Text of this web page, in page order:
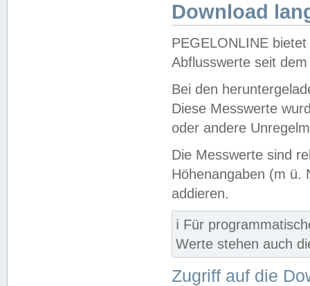
Download
PEGELONLINE
Abflusswerte seit
Bei den
Diese Messwerte
oder andere
Die Messwerte sind
Höhenangaben (m ü.
addieren.
ℹ️ Für
Werte stehen auch
Zugriff auf die